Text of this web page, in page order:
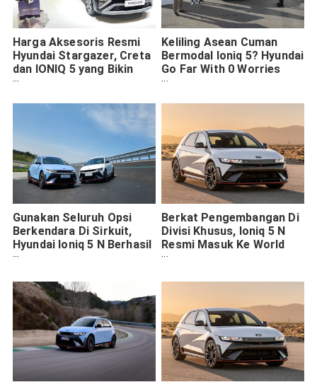
Harga Aksesoris Resmi
Hyundai Stargazer, Creta
dan IONIQ 5 yang Bikin
Tampilan Makin Ciamik
Keliling Asean Cuman
Bermodal Ioniq 5? Hyundai
Go Far With 0 Worries
Jawabannya
Gunakan Seluruh Opsi
Berkendara Di Sirkuit,
Hyundai Ioniq 5 N Berhasil
Memuaskan
Berkat Pengembangan Di
Divisi Khusus, Ioniq 5 N
Resmi Masuk Ke World
Peformance Car 2024